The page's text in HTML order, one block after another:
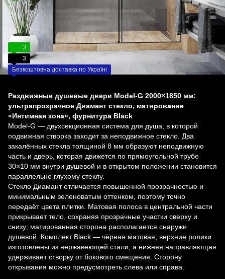
3
3
Безкоштовна доставка по Україні
Раздвижные душевые двери Model-G 2000×1850 мм:
ультрапрозрачное Диамант стекло, матирование
«Интимная зона», фурнитура Black
Model-G — двухсекционная система для душа, в которой
подвижная створка заходит за неподвижное стекло. Два
закалённых стекла толщиной 8 мм образуют неподвижную
часть и дверь, которая движется по прямоугольной трубе
30×10 мм внутри душевой и в открытом положении становится
параллельно глухому стеклу.
Стекло Диамант отличается повышенной прозрачностью и
минимальным зеленоватым оттенком, поэтому точно
передаёт цвета плитки. Матовая полоса в центральной части
прикрывает тело, сохраняя прозрачные участки сверху и
снизу; матированная сторона располагается снаружи
душевой. Комплект Black — чёрная матовая; верхние ролики
изготовлены из нержавеющей стали, а нижняя направляющая
удерживает створку от бокового смещения. Сторону
открывания можно предусмотреть слева или справа.